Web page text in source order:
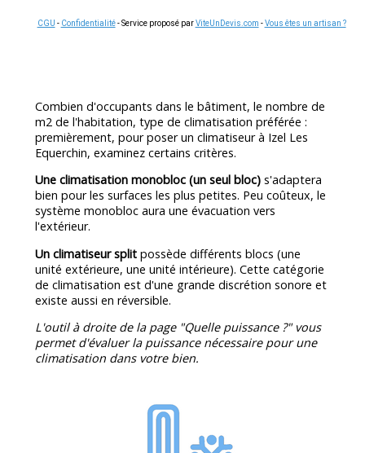
CGU - Confidentialité- Service proposé parViteUnDevis.com -Vous êtes un artisan ?
Combien d'occupants dans le bâtiment, le nombre de
m2 de l'habitation, type de climatisation préférée :
premièrement, pour poser un climatiseur à Izel Les
Equerchin, examinez certains critères.
Une climatisation monobloc (un seul bloc) s'adaptera
bien pour les surfaces les plus petites. Peu coûteux, le
système monobloc aura une évacuation vers
l'extérieur.
Un climatiseur split possède différents blocs (une
unité extérieure, une unité intérieure). Cette catégorie
de climatisation est d'une grande discrétion sonore et
existe aussi en réversible.
L'outil à droite de la page "Quelle puissance ?" vous
permet d'évaluer la puissance nécessaire pour une
climatisation dans votre bien.